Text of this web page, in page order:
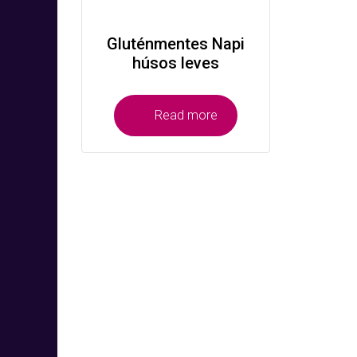
Gluténmentes Napi
húsos leves
Read more